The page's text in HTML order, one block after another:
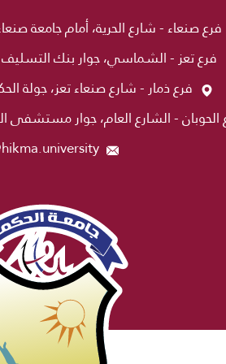
فرع صنعاء - شارع الحرية، أمام جامعة
فرع تعز - الشماسي، جوار بنك التسليف
فرع ذمار - شارع صنعاء تعز، جولة
الحوبان - الشارع العام، جوار مستشفى